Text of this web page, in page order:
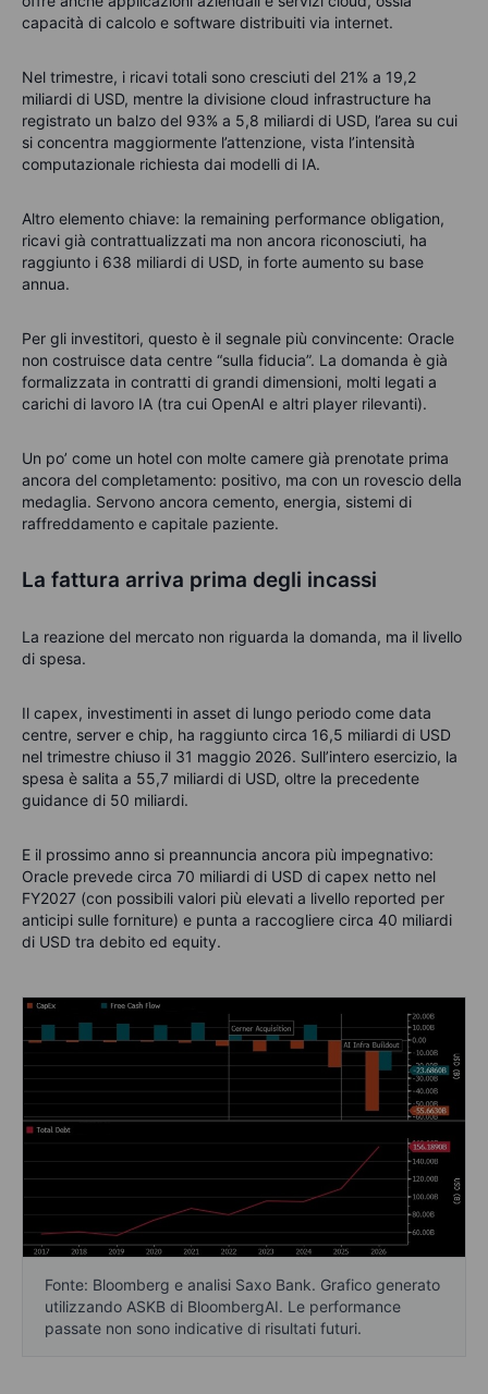
capacità di calcolo e software distribuiti via internet.
Nel trimestre, i ricavi totali sono cresciuti del 21% a 19,2
miliardi di USD, mentre la divisione cloud infrastructure ha
registrato un balzo del 93% a 5,8 miliardi di USD, l’area su cui
si concentra maggiormente l’attenzione, vista l’intensità
computazionale richiesta dai modelli di IA.
Altro elemento chiave: la remaining performance obligation,
ricavi già contrattualizzati ma non ancora riconosciuti, ha
raggiunto i 638 miliardi di USD, in forte aumento su base
annua.
Per gli investitori, questo è il segnale più convincente: Oracle
non costruisce data centre “sulla fiducia”. La domanda è già
formalizzata in contratti di grandi dimensioni, molti legati a
carichi di lavoro IA (tra cui OpenAI e altri player rilevanti).
Un po’ come un hotel con molte camere già prenotate prima
ancora del completamento: positivo, ma con un rovescio della
medaglia. Servono ancora cemento, energia, sistemi di
raffreddamento e capitale paziente.
La fattura arriva prima degli incassi
La reazione del mercato non riguarda la domanda, ma il livello
di spesa.
Il capex, investimenti in asset di lungo periodo come data
centre, server e chip, ha raggiunto circa 16,5 miliardi di USD
nel trimestre chiuso il 31 maggio 2026. Sull’intero esercizio, la
spesa è salita a 55,7 miliardi di USD, oltre la precedente
guidance di 50 miliardi.
E il prossimo anno si preannuncia ancora più impegnativo:
Oracle prevede circa 70 miliardi di USD di capex netto nel
FY2027 (con possibili valori più elevati a livello reported per
anticipi sulle forniture) e punta a raccogliere circa 40 miliardi
di USD tra debito ed equity.
Fonte: Bloomberg e analisi Saxo Bank. Grafico generato
utilizzando ASKB di BloombergAI. Le performance
passate non sono indicative di risultati futuri.